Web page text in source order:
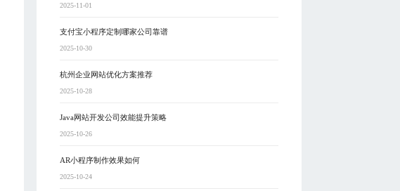
2025-11-01
支付宝小程序定制哪家公司靠谱
2025-10-30
杭州企业网站优化方案推荐
2025-10-28
Java网站开发公司效能提升策略
2025-10-26
AR小程序制作效果如何
2025-10-24